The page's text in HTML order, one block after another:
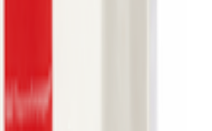
хлеба, блинов и лапши.
на 100г
Калории: